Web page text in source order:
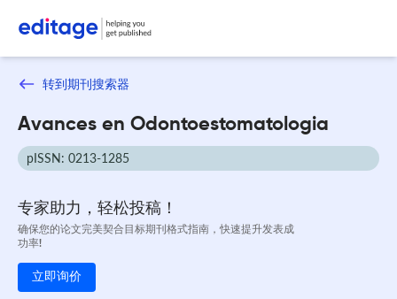
转到期刊搜索器
Avances en Odontoestomatologia
pISSN: 0213-1285
专家助力，轻松投稿！
确保您的论文完美契合目标期刊格式指南，快速提升发表成
功率!
立即询价